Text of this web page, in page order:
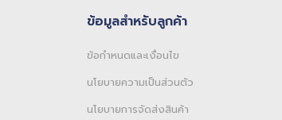
ข้อมูลสำหรับลูกค้า
ข้อกำหนดและเงื่อนไข
นโยบายความเป็นส่วนตัว
นโยบายการจัดส่งสินค้า